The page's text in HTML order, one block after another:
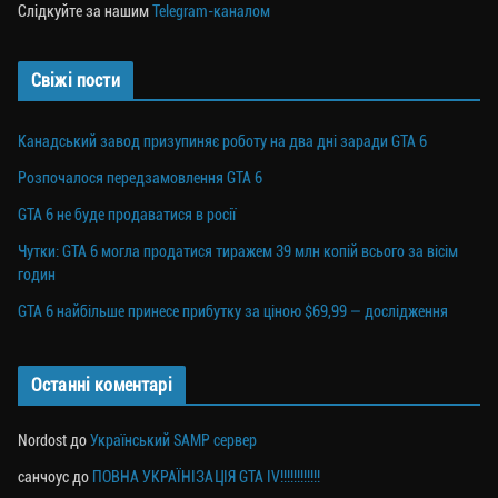
Слідкуйте за нашимTelegram-каналом
Свіжі пости
Канадський завод призупиняє роботу на два дні заради GTA 6
Розпочалося передзамовлення GTA 6
GTA 6 не буде продаватися в росії
Чутки: GTA 6 могла продатися тиражем 39 млн копій всього за вісім
годин
GTA 6 найбільше принесе прибутку за ціною $69,99 — дослідження
Останні коментарі
Nordost доУкраїнський SAMP сервер
санчоус до ПОВНА УКРАЇНІЗАЦІЯ GTA IV!!!!!!!!!!!!